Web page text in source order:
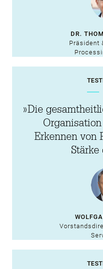
DR.
Präsident
»Die
Erkennen von
Stärke